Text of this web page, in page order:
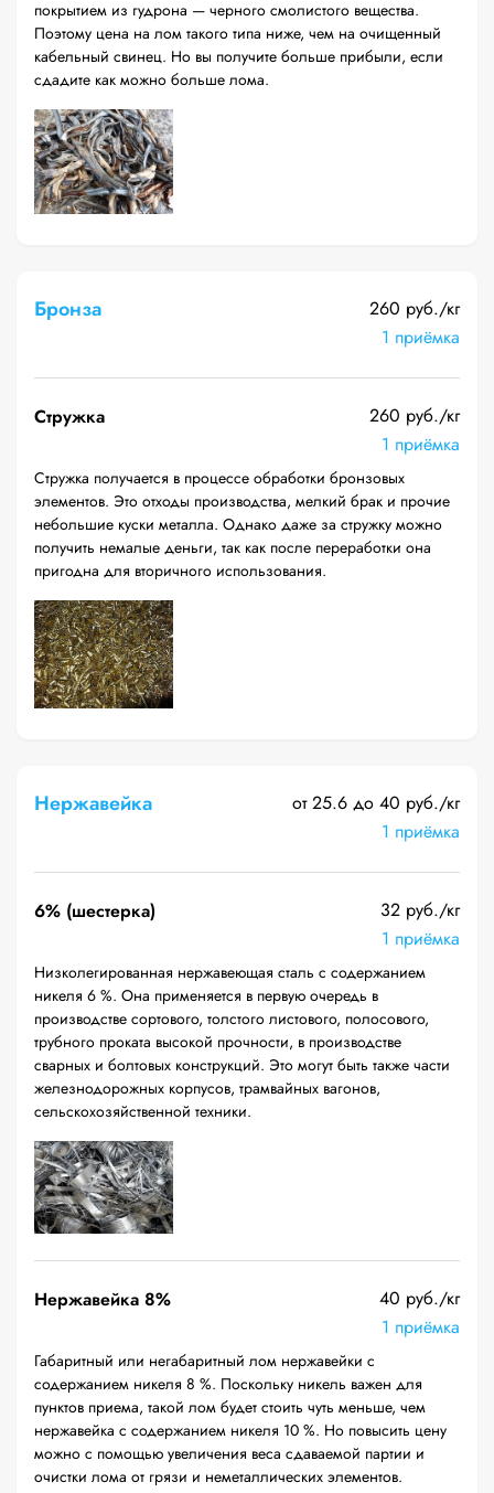
покрытием из гудрона — черного смолистого вещества.
Поэтому цена на лом такого типа ниже, чем на очищенный
кабельный свинец. Но вы получите больше прибыли, если
сдадите как можно больше лома.
Бронза
260 руб./кг
1 приёмка
Стружка
260 руб./кг
1 приёмка
Стружка получается в процессе обработки бронзовых
элементов. Это отходы производства, мелкий брак и прочие
небольшие куски металла. Однако даже за стружку можно
получить немалые деньги, так как после переработки она
пригодна для вторичного использования.
Нержавейка
от 25.6 до 40 руб./кг
1 приёмка
6% (шестерка)
32 руб./кг
1 приёмка
Низколегированная нержавеющая сталь с содержанием
никеля 6 %. Она применяется в первую очередь в
производстве сортового, толстого листового, полосового,
трубного проката высокой прочности, в производстве
сварных и болтовых конструкций. Это могут быть также части
железнодорожных корпусов, трамвайных вагонов,
сельскохозяйственной техники.
Нержавейка 8%
40 руб./кг
1 приёмка
Габаритный или негабаритный лом нержавейки с
содержанием никеля 8 %. Поскольку никель важен для
пунктов приема, такой лом будет стоить чуть меньше, чем
нержавейка с содержанием никеля 10 %. Но повысить цену
можно с помощью увеличения веса сдаваемой партии и
очистки лома от грязи и неметаллических элементов.